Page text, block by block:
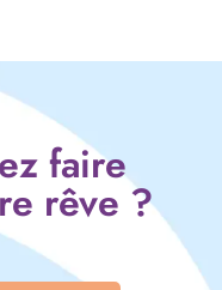
faire
rêve ?